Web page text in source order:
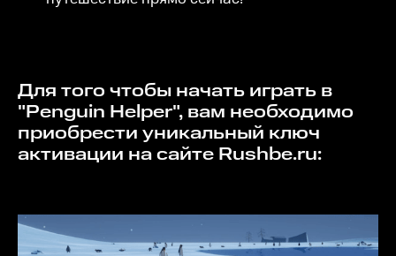
Для того чтобы начать играть в
"Penguin Helper", вам необходимо
приобрести уникальный ключ
активации на сайте Rushbe.ru: